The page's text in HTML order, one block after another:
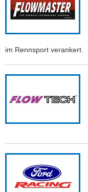
im Rennsport verankert.